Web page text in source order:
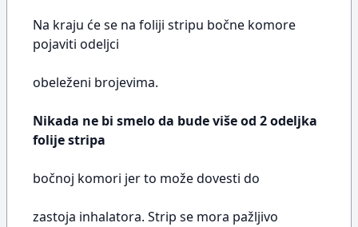
Na kraju će se na foliji stripu bočne komore
pojaviti odeljci
obeleženi brojevima.
Nikada ne bi smelo da bude više od 2 odeljka
folije stripa
bočnoj komori jer to može dovesti do
zastoja inhalatora. Strip se mora pažljivo